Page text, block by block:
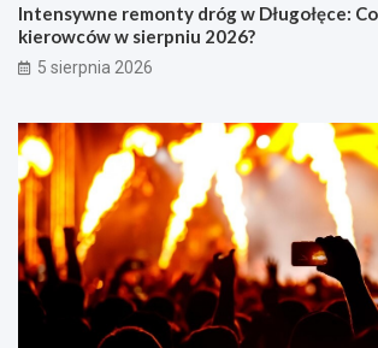
Intensywne remonty dróg w Długołęce:
kierowców w sierpniu 2026?
5 sierpnia 2026